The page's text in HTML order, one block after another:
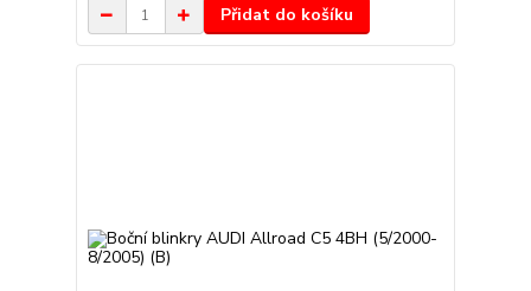
Přidat do košíku